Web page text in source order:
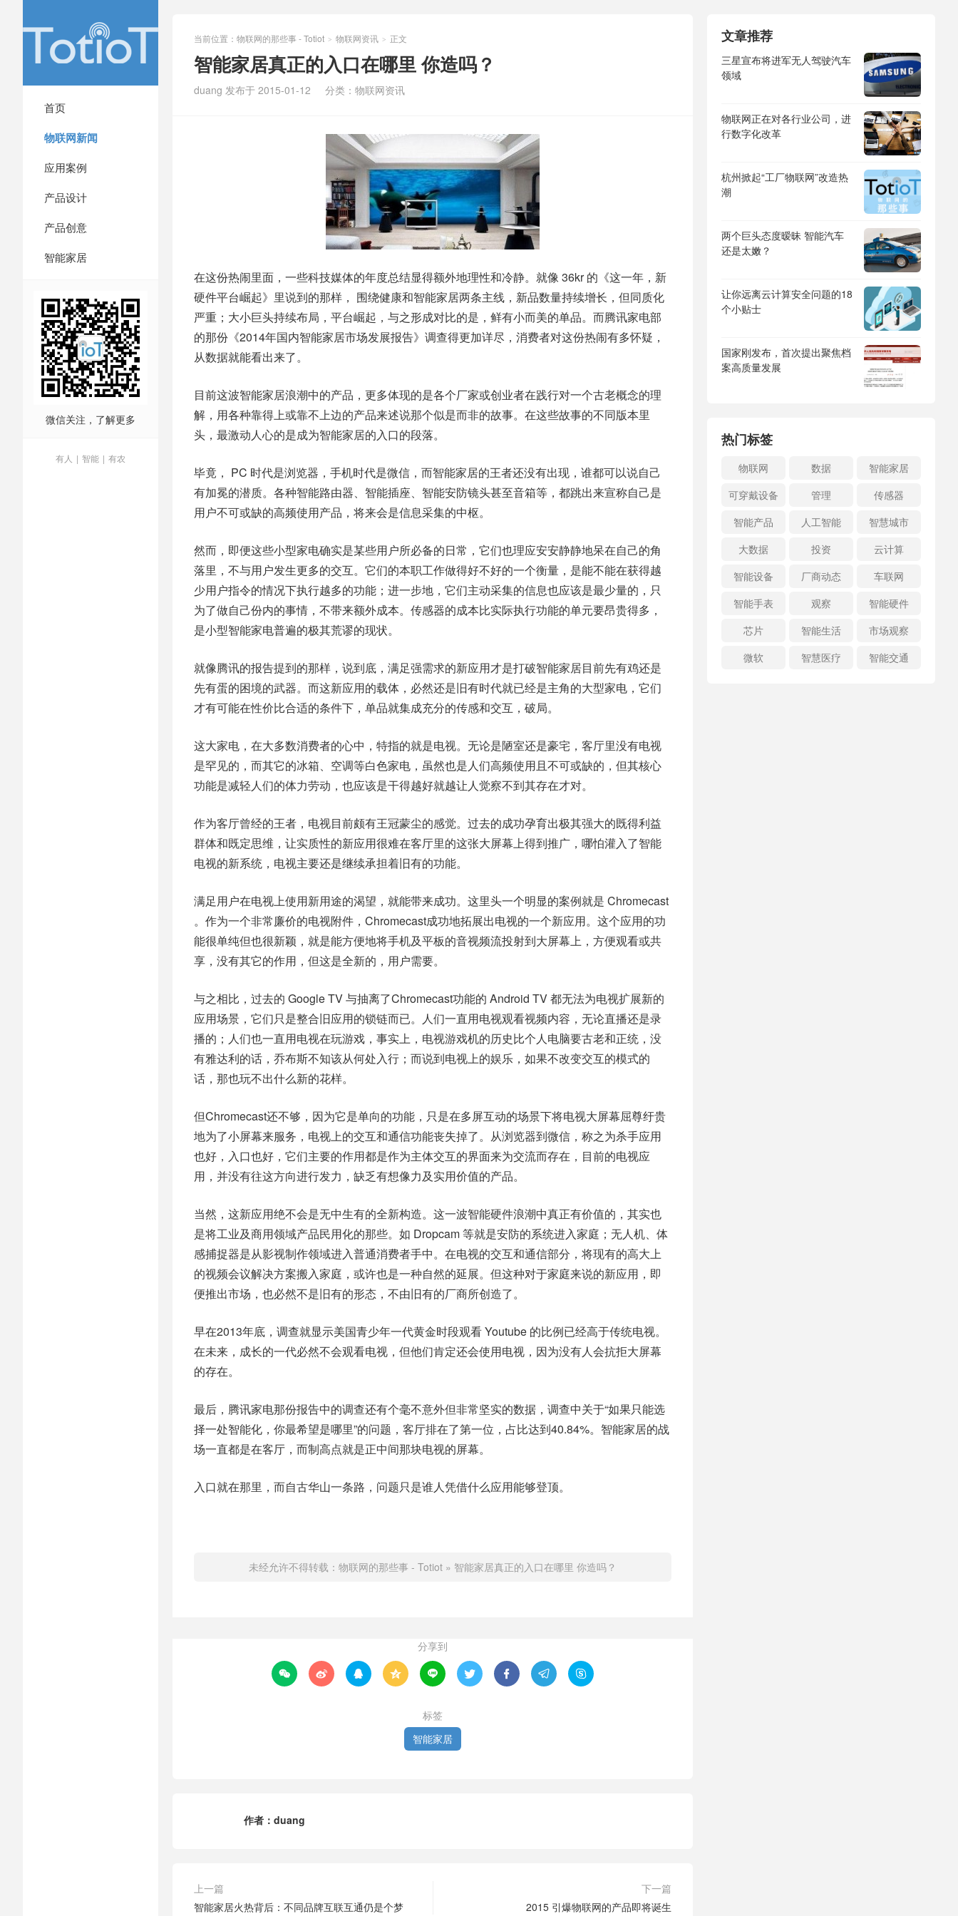
首页
物联网新闻
应用案例
产品设计
产品创意
智能家居
微信关注，了解更多
有人 | 智能 | 有农
当前位置： 物联网的那些事 - Totiot > 物联网资讯 > 正文
智能家居真正的入口在哪里 你造吗？
duang 发布于 2015-01-12 分类： 物联网资讯
在这份热闹里面，一些科技媒体的年度总结显得额外地理性和冷静。就像 36kr 的《这一年，新
硬件平台崛起》里说到的那样， 围绕健康和智能家居两条主线，新品数量持续增长，但同质化
严重；大小巨头持续布局，平台崛起，与之形成对比的是，鲜有小而美的单品。而腾讯家电部
的那份《2014年国内智能家居市场发展报告》调查得更加详尽，消费者对这份热闹有多怀疑，
从数据就能看出来了。
目前这波智能家居浪潮中的产品，更多体现的是各个厂家或创业者在践行对一个古老概念的理
解，用各种靠得上或靠不上边的产品来述说那个似是而非的故事。在这些故事的不同版本里
头，最激动人心的是成为智能家居的入口的段落。
毕竟， PC 时代是浏览器，手机时代是微信，而智能家居的王者还没有出现，谁都可以说自己
有加冕的潜质。各种智能路由器、智能插座、智能安防镜头甚至音箱等，都跳出来宣称自己是
用户不可或缺的高频使用产品，将来会是信息采集的中枢。
然而，即便这些小型家电确实是某些用户所必备的日常，它们也理应安安静静地呆在自己的角
落里，不与用户发生更多的交互。它们的本职工作做得好不好的一个衡量，是能不能在获得越
少用户指令的情况下执行越多的功能；进一步地，它们主动采集的信息也应该是最少量的，只
为了做自己份内的事情，不带来额外成本。传感器的成本比实际执行功能的单元要昂贵得多，
是小型智能家电普遍的极其荒谬的现状。
就像腾讯的报告提到的那样，说到底，满足强需求的新应用才是打破智能家居目前先有鸡还是
先有蛋的困境的武器。而这新应用的载体，必然还是旧有时代就已经是主角的大型家电，它们
才有可能在性价比合适的条件下，单品就集成充分的传感和交互，破局。
这大家电，在大多数消费者的心中，特指的就是电视。无论是陋室还是豪宅，客厅里没有电视
是罕见的，而其它的冰箱、空调等白色家电，虽然也是人们高频使用且不可或缺的，但其核心
功能是减轻人们的体力劳动，也应该是干得越好就越让人觉察不到其存在才对。
作为客厅曾经的王者，电视目前颇有王冠蒙尘的感觉。过去的成功孕育出极其强大的既得利益
群体和既定思维，让实质性的新应用很难在客厅里的这张大屏幕上得到推广，哪怕灌入了智能
电视的新系统，电视主要还是继续承担着旧有的功能。
满足用户在电视上使用新用途的渴望，就能带来成功。这里头一个明显的案例就是 Chromecast
。作为一个非常廉价的电视附件，Chromecast成功地拓展出电视的一个新应用。这个应用的功
能很单纯但也很新颖，就是能方便地将手机及平板的音视频流投射到大屏幕上，方便观看或共
享，没有其它的作用，但这是全新的，用户需要。
与之相比，过去的 Google TV 与抽离了Chromecast功能的 Android TV 都无法为电视扩展新的
应用场景，它们只是整合旧应用的锁链而已。人们一直用电视观看视频内容，无论直播还是录
播的；人们也一直用电视在玩游戏，事实上，电视游戏机的历史比个人电脑要古老和正统，没
有雅达利的话，乔布斯不知该从何处入行；而说到电视上的娱乐，如果不改变交互的模式的
话，那也玩不出什么新的花样。
但Chromecast还不够，因为它是单向的功能，只是在多屏互动的场景下将电视大屏幕屈尊纡贵
地为了小屏幕来服务，电视上的交互和通信功能丧失掉了。从浏览器到微信，称之为杀手应用
也好，入口也好，它们主要的作用都是作为主体交互的界面来为交流而存在，目前的电视应
用，并没有往这方向进行发力，缺乏有想像力及实用价值的产品。
当然，这新应用绝不会是无中生有的全新构造。这一波智能硬件浪潮中真正有价值的，其实也
是将工业及商用领域产品民用化的那些。如 Dropcam 等就是安防的系统进入家庭；无人机、体
感捕捉器是从影视制作领域进入普通消费者手中。在电视的交互和通信部分，将现有的高大上
的视频会议解决方案搬入家庭，或许也是一种自然的延展。但这种对于家庭来说的新应用，即
便推出市场，也必然不是旧有的形态，不由旧有的厂商所创造了。
早在2013年底，调查就显示美国青少年一代黄金时段观看 Youtube 的比例已经高于传统电视。
在未来，成长的一代必然不会观看电视，但他们肯定还会使用电视，因为没有人会抗拒大屏幕
的存在。
最后，腾讯家电那份报告中的调查还有个毫不意外但非常坚实的数据，调查中关于“如果只能选
择一处智能化，你最希望是哪里”的问题，客厅排在了第一位，占比达到40.84%。智能家居的战
场一直都是在客厅，而制高点就是正中间那块电视的屏幕。
入口就在那里，而自古华山一条路，问题只是谁人凭借什么应用能够登顶。
未经允许不得转载： 物联网的那些事 - Totiot » 智能家居真正的入口在哪里 你造吗？
分享到
        
标签
智能家居
作者： duang
上一篇
智能家居火热背后：不同品牌互联互通仍是个梦
下一篇
2015 引爆物联网的产品即将诞生
文章推荐
三星宣布将进军无人驾驶汽车
领域
物联网正在对各行业公司，进
行数字化改革
杭州掀起“工厂物联网”改造热
潮
两个巨头态度暧昧 智能汽车
还是太嫩？
让你远离云计算安全问题的18
个小贴士
国家刚发布，首次提出聚焦档
案高质量发展
热门标签
物联网 数据
智能家居
可穿戴设备
管理
传感器
智能产品
人工智能
智慧城市
大数据
投资
云计算
智能设备
厂商动态
车联网
智能手表
观察
智能硬件
芯片
智能生活
市场观察
微软
智慧医疗 智能交通